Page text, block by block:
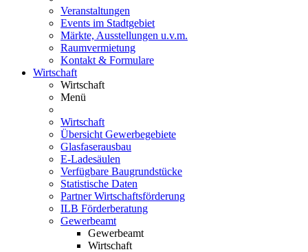
Veranstaltungen
Events im Stadtgebiet
Märkte, Ausstellungen u.v.m.
Raumvermietung
Kontakt & Formulare
Wirtschaft
Wirtschaft
Menü
Wirtschaft
Übersicht Gewerbegebiete
Glasfaserausbau
E-Ladesäulen
Verfügbare Baugrundstücke
Statistische Daten
Partner Wirtschaftsförderung
ILB Förderberatung
Gewerbeamt
Gewerbeamt
Wirtschaft